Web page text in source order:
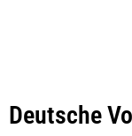
Deutsche